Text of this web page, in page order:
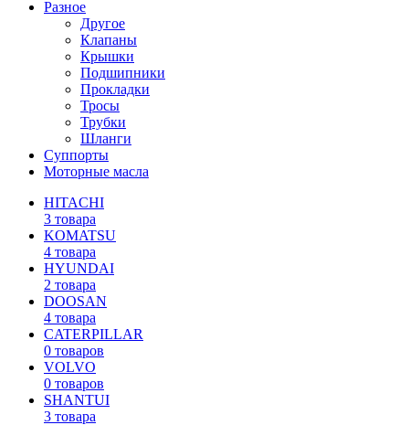
Разное
Другое
Клапаны
Крышки
Подшипники
Прокладки
Тросы
Трубки
Шланги
Суппорты
Моторные масла
HITACHI
3 товара
KOMATSU
4 товара
HYUNDAI
2 товара
DOOSAN
4 товара
CATERPILLAR
0 товаров
VOLVO
0 товаров
SHANTUI
3 товара